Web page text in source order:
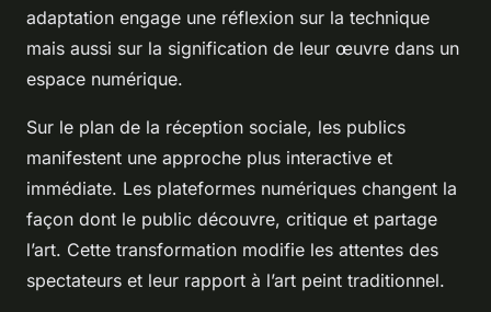
adaptation engage une réflexion sur la technique
mais aussi sur la signification de leur œuvre dans un
espace numérique.
Sur le plan de la réception sociale, les publics
manifestent une approche plus interactive et
immédiate. Les plateformes numériques changent la
façon dont le public découvre, critique et partage
l’art. Cette transformation modifie les attentes des
spectateurs et leur rapport à l’art peint traditionnel.